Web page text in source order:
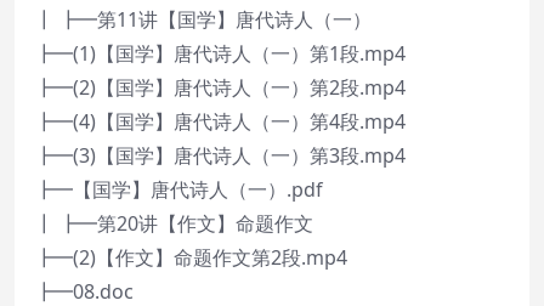
┃ ┣━第11讲【国学】唐代诗人（一）
┣━(1)【国学】唐代诗人（一）第1段.mp4
┣━(2)【国学】唐代诗人（一）第2段.mp4
┣━(4)【国学】唐代诗人（一）第4段.mp4
┣━(3)【国学】唐代诗人（一）第3段.mp4
┣━【国学】唐代诗人（一）.pdf
┃ ┣━第20讲【作文】命题作文
┣━(2)【作文】命题作文第2段.mp4
┣━08.doc